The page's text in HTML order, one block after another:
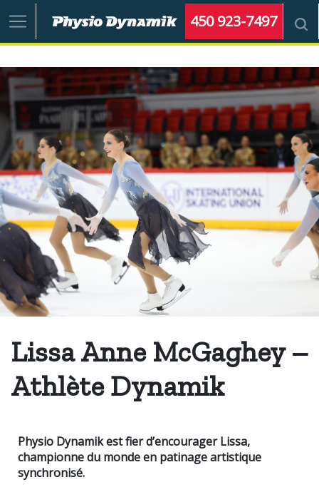
450 923-7497
Lissa Anne McGaghey –
Athlète Dynamik
Physio Dynamik est fier d’encourager Lissa,
championne du monde en patinage artistique
synchronisé.